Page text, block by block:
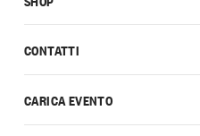
CONTATTI
CARICA EVENTO